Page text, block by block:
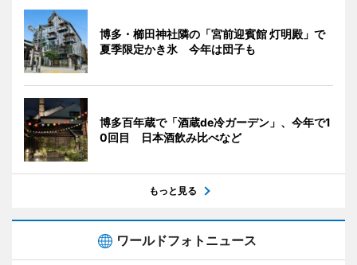
博多・櫛田神社隣の「宮前迎賓館 灯明殿」で
夏季限定かき氷 今年は団子も
博多百年蔵で「酒蔵de冷ガーデン」、今年で1
0回目 日本酒飲み比べなど
もっと見る
ワールドフォトニュース